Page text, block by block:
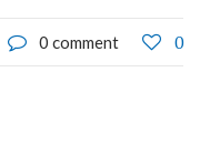
0 comment 0